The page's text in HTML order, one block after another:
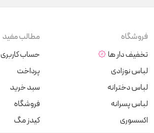
فروشگاه
تخفیف دار ها
لباس نوزادی
لباس دخترانه
لباس پسرانه
اکسسوری
مطالب مفید
حساب
پرداخت
سبد خرید
فروشگاه
کیدز مگ